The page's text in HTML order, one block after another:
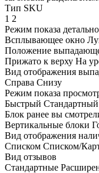
Тип SKU
1 2
Режим показа
Всплывающее окно
Положение
Прижато к верху На
Вид отображения
Справа Снизу
Режим показа
Быстрый Стандартный
Блок ранее вы
Вертикальные блоки
Вид отображения
Списком Списком/
Вид отзывов
Стандартные